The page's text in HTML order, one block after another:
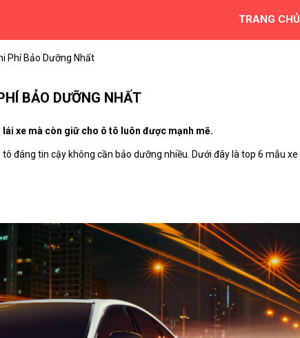
TRANG CHỦ
Phí Bảo Dưỡng Nhất
BẢO DƯỠNG NHẤT
xe mà còn giữ cho ô tô luôn được mạnh mẽ.
đáng tin cậy không cần bảo dưỡng nhiều. Dưới đây là top 6 mẫu xe